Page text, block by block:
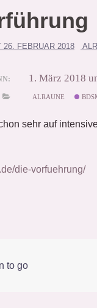
26. FEBRUAR 2018
1. März 2018
ALRAUNE
sehr auf
die-vorfuehrung/
to go